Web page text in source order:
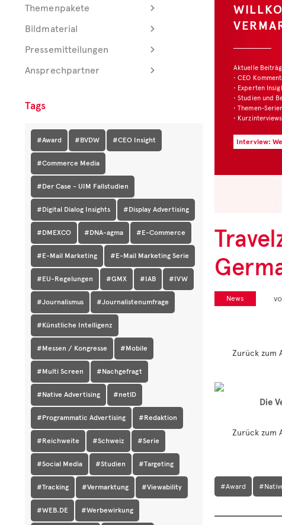
Themenpakete
Bildmaterial
Pressemitteilungen
Ansprechpartner
Tags
#Award #BVDW #CEO Insight
#Commerce Media
#Der Case - UIM Fallstudien
#Digital Dialog Insights #Display Advertising
#DMEXCO #DNA-agma #E-Commerce
#E-Mail Marketing #E-Mail Marketing Serie
#EU-Regelungen #GMX #IAB #IVW
#Journalismus #Journalistenumfrage
#Künstliche Intelligenz
#Messen / Kongresse #Mobile
#Multi Screen #Nachgefragt
#Native Advertising #netID
#Programmatic Advertising #Redaktion
#Reichweite #Schweiz #Serie
#Social Media #Studien #Targeting
#Tracking #Vermarktung #Viewability
#WEB.DE #Werbewirkung
Aktuelle
• CEO
• Experten
• Studien und
• Themen-
• Kurzinterviews
Interview:
News
Zurück zum
Die
Zurück zum
#Award